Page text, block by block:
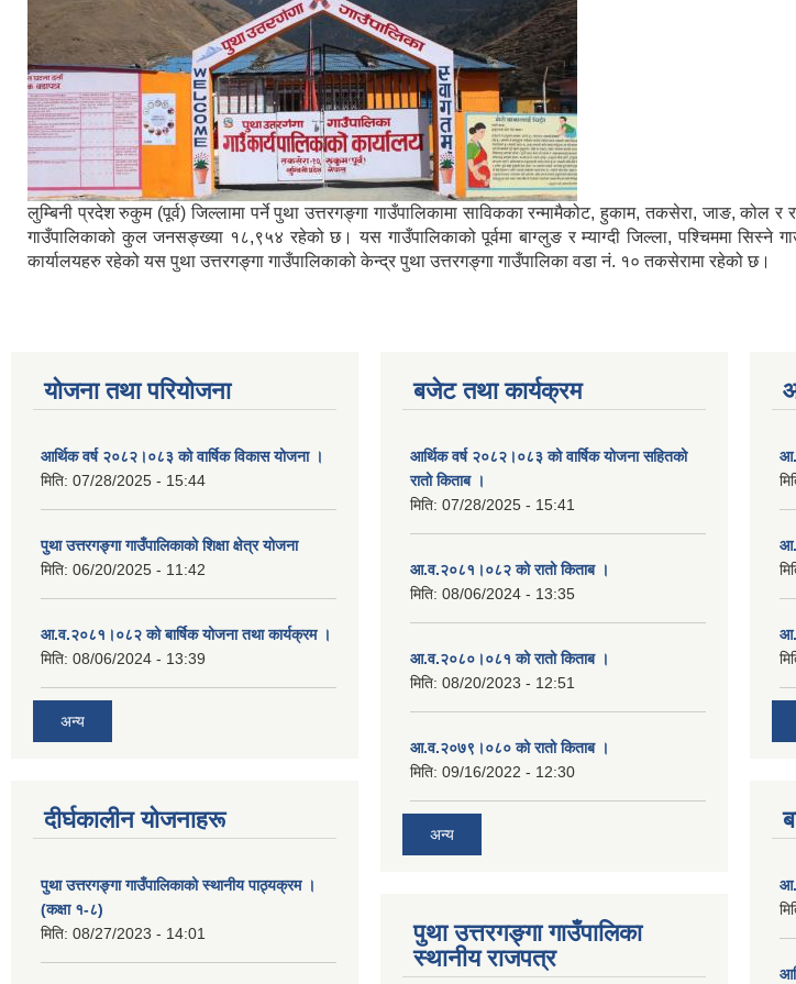
लुम्बिनी प्रदेश रुकुम (पूर्व) जिल्लामा पर्ने पुथा उत्तरगङ्गा गाउँपालिकामा साविकका रन्मामैकोट, हुकाम, तकसेरा, जाङ,
गाउँपालिकाको कुल जनसङ्ख्या १८,९५४ रहेको छ। यस गाउँपालिकाको पूर्वमा बाग्लुङ र म्याग्दी जिल्ला, पश्चिममा सिस्ने
कार्यालयहरु रहेको यस पुथा उत्तरगङ्गा गाउँपालिकाको केन्द्र पुथा उत्तरगङ्गा गाउँपालिका वडा नं. १० तकसेरामा रहेको छ।
योजना तथा परियोजना
आर्थिक वर्ष २०८२।०८३ को वार्षिक विकास योजना ।
मिति: 07/28/2025 - 15:44
पुथा उत्तरगङ्गा गाउँपालिकाको शिक्षा क्षेत्र योजना
मिति: 06/20/2025 - 11:42
आ.व.२०८१।०८२ को बार्षिक योजना तथा कार्यक्रम ।
मिति: 08/06/2024 - 13:39
अन्य
दीर्घकालीन योजनाहरू
पुथा उत्तरगङ्गा गाउँपालिकाको स्थानीय पाठ्यक्रम ।
(कक्षा १-८)
मिति: 08/27/2023 - 14:01
बजेट तथा कार्यक्रम
आर्थिक वर्ष २०८२।०८३ को वार्षिक योजना सहितको
रातो किताब ।
मिति: 07/28/2025 - 15:41
आ.व.२०८१।०८२ को रातो किताब ।
मिति: 08/06/2024 - 13:35
आ.व.२०८०।०८१ को रातो किताब ।
मिति: 08/20/2023 - 12:51
आ.व.२०७९।०८० को रातो किताब ।
मिति: 09/16/2022 - 12:30
अन्य
पुथा उत्तरगङ्गा गाउँपालिका
स्थानीय राजपत्र